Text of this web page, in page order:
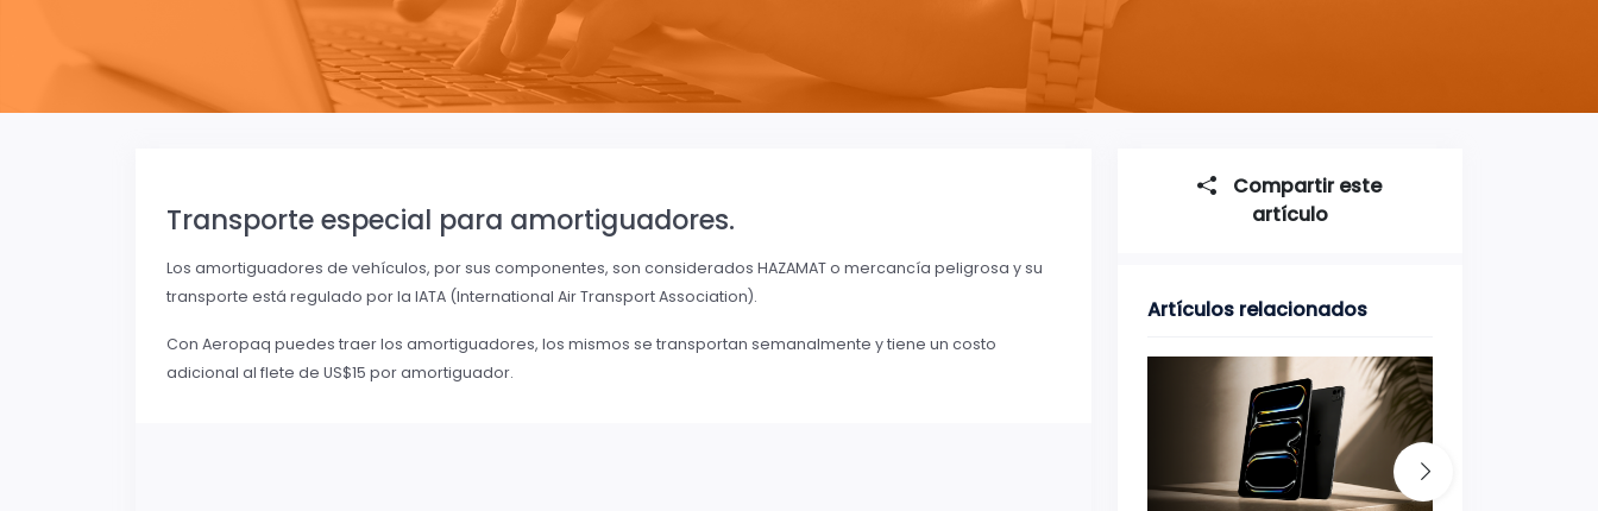
Transporte especial para amortiguadores.
Los amortiguadores de vehículos, por sus componentes, son considerados HAZAMAT o mercancía peligrosa y su
transporte está regulado por la IATA (International Air Transport Association).
Con Aeropaq puedes traer los amortiguadores, los mismos se transportan semanalmente y tiene un costo
adicional al flete de US$15 por amortiguador.
Compartir este
artículo
Artículos relacionados